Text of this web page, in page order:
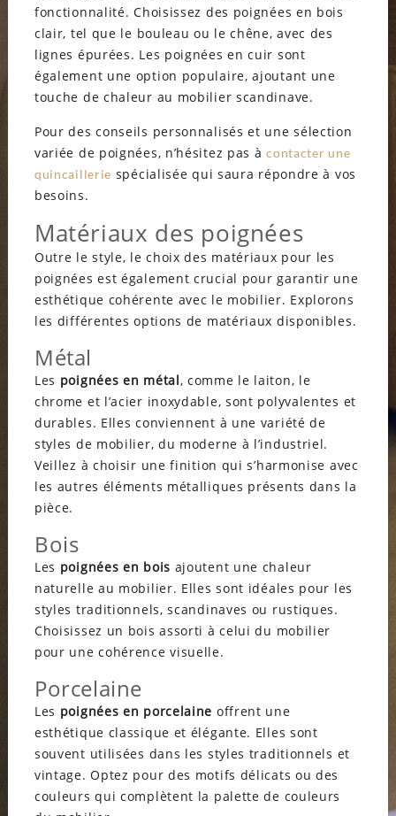
fonctionnalité. Choisissez des poignées en bois
clair, tel que le bouleau ou le chêne, avec des
lignes épurées. Les poignées en cuir sont
également une option populaire, ajoutant une
touche de chaleur au mobilier scandinave.
Pour des conseils personnalisés et une sélection
variée de poignées, n’hésitez pas àcontacter une
quincaillerie spécialisée qui saura répondre à vos
besoins.
Matériaux des poignées
Outre le style, le choix des matériaux pour les
poignées est également crucial pour garantir une
esthétique cohérente avec le mobilier. Explorons
les différentes options de matériaux disponibles.
Métal
Les poignées en métal, comme le laiton, le
chrome et l’acier inoxydable, sont polyvalentes et
durables. Elles conviennent à une variété de
styles de mobilier, du moderne à l’industriel.
Veillez à choisir une finition qui s’harmonise avec
les autres éléments métalliques présents dans la
pièce.
Bois
Les poignées en bois ajoutent une chaleur
naturelle au mobilier. Elles sont idéales pour les
styles traditionnels, scandinaves ou rustiques.
Choisissez un bois assorti à celui du mobilier
pour une cohérence visuelle.
Porcelaine
Les poignées en porcelaine offrent une
esthétique classique et élégante. Elles sont
souvent utilisées dans les styles traditionnels et
vintage. Optez pour des motifs délicats ou des
couleurs qui complètent la palette de couleurs